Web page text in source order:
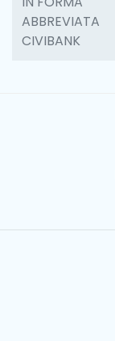
ABBREVIATA
CIVIBANK